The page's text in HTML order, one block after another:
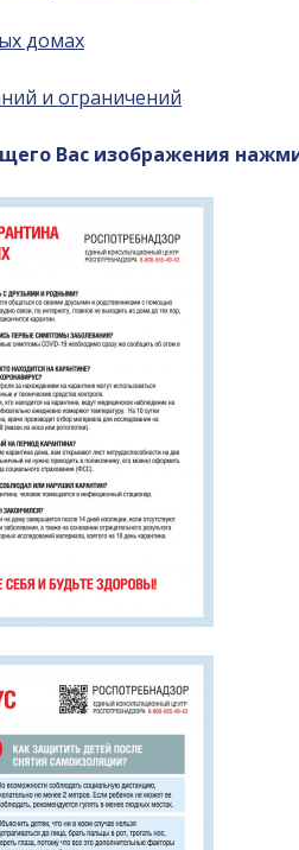
домах
и ограничений
Вас изображения